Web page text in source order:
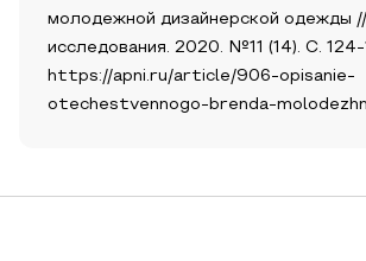
молодежной дизайнерской одежды
исследования. 2020. №11 (14). С. 124-
https://apni.ru/article/906-opisanie-
otechestvennogo-brenda-